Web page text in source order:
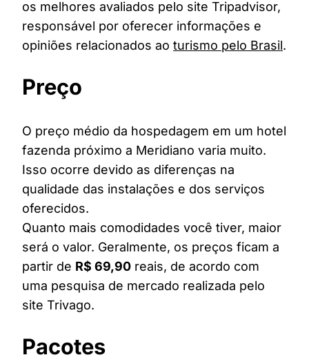
os melhores avaliados pelo site Tripadvisor,
responsável por oferecer informações e
opiniões relacionados ao turismo pelo Brasil.
Preço
O preço médio da hospedagem em um hotel
fazenda próximo a Meridiano varia muito.
Isso ocorre devido as diferenças na
qualidade das instalações e dos serviços
oferecidos.
Quanto mais comodidades você tiver, maior
será o valor. Geralmente, os preços ficam a
partir de R$ 69,90 reais, de acordo com
uma pesquisa de mercado realizada pelo
site Trivago.
Pacotes